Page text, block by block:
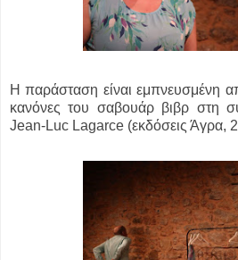
Η παράσταση είναι εμπνευσμένη
κανόνες του σαβουάρ βιβρ στη
Jean-Luc Lagarce (εκδόσεις Άγρα,